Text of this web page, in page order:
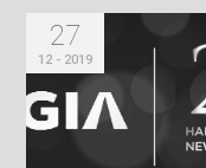
27
12 - 2019